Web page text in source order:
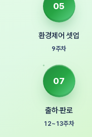
05
환경제어 셋업
9주차
07
출하·판로
12~13주차